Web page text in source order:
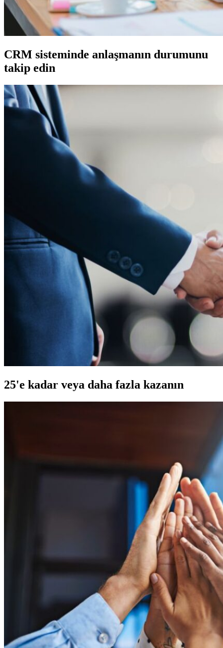
CRM sisteminde anlaşmanın durumunu
takip edin
25'e kadar veya daha fazla kazanın